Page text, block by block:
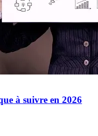
à suivre en 2026